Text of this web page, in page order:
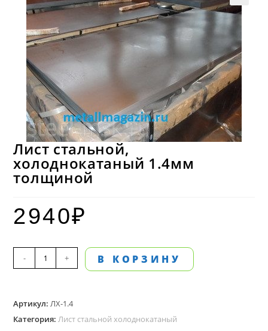
Лист стальной,
холоднокатаный 1.4мм
толщиной
2940₽
Количество
товара
стальной,
холоднокатаный
- + В КОРЗИНУ
Артикул:ЛХ-1.4
Категория:Лист стальной холоднокатаный